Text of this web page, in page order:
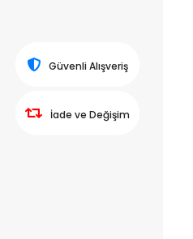
Güvenli Alışveriş
İade ve Değişim